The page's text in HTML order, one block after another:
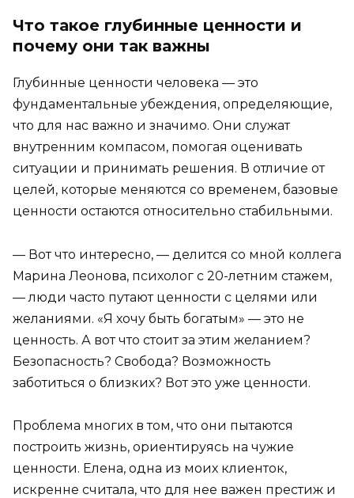
Что такое глубинные ценности и
почему они так важны
Глубинные ценности человека — это
фундаментальные убеждения, определяющие,
что для нас важно и значимо. Они служат
внутренним компасом, помогая оценивать
ситуации и принимать решения. В отличие от
целей, которые меняются со временем, базовые
ценности остаются относительно стабильными.
— Вот что интересно, — делится со мной коллега
Марина Леонова, психолог с 20-летним стажем,
— люди часто путают ценности с целями или
желаниями. «Я хочу быть богатым» — это не
ценность. А вот что стоит за этим желанием?
Безопасность? Свобода? Возможность
заботиться о близких? Вот это уже ценности.
Проблема многих в том, что они пытаются
построить жизнь, ориентируясь на чужие
ценности. Елена, одна из моих клиенток,
искренне считала, что для нее важен престиж и